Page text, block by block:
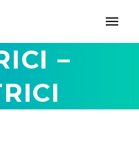
–